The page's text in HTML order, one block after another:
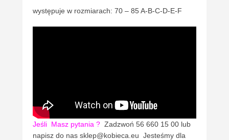
występuje w rozmiarach: 70 – 85 A-B-C-D-E-F
Jeśli Masz pytania ? Zadzwoń 56 660 15 00 lub
napisz do nas sklep@kobieca.eu Jesteśmy dla